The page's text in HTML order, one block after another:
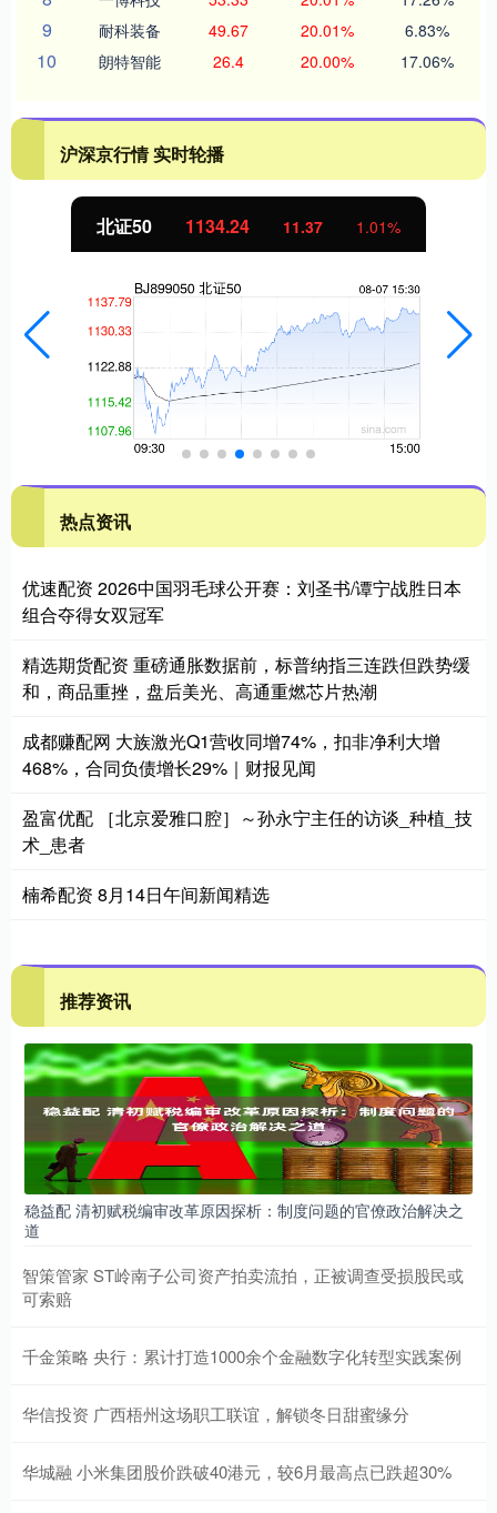
9 耐科装备 49.67 20.01% 6.83%
10 朗特智能 26.4 20.00% 17.06%
沪深京行情 实时轮播
北证50 1134.24 11.37 1.01%
热点资讯
优速配资 2026中国羽毛球公开赛：刘圣书/谭宁战胜日本
组合夺得女双冠军
精选期货配资 重磅通胀数据前，标普纳指三连跌但跌势缓
和，商品重挫，盘后美光、高通重燃芯片热潮
成都赚配网 大族激光Q1营收同增74%，扣非净利大增
468%，合同负债增长29%｜财报见闻
盈富优配 ［北京爱雅口腔］～孙永宁主任的访谈_种植_技
术_患者
楠希配资 8月14日午间新闻精选
推荐资讯
稳益配 清初赋税编审改革原因探析：制度问题的官僚政治解决之
道
智策管家 ST岭南子公司资产拍卖流拍，正被调查受损股民或
可索赔
千金策略 央行：累计打造1000余个金融数字化转型实践案例
华信投资 广西梧州这场职工联谊，解锁冬日甜蜜缘分
华城融 小米集团股价跌破40港元，较6月最高点已跌超30%